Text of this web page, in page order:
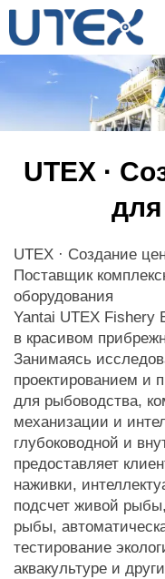
UTEX ·
UTEX · Создание
Поставщик
оборудования
Yantai UTEX Fishery
в красивом
Занимаясь
проектированием и
для рыбоводства,
механизации и
глубоководной и
предоставляет
наживки,
подсчет живой
рыбы,
тестирование
аквакультуре и